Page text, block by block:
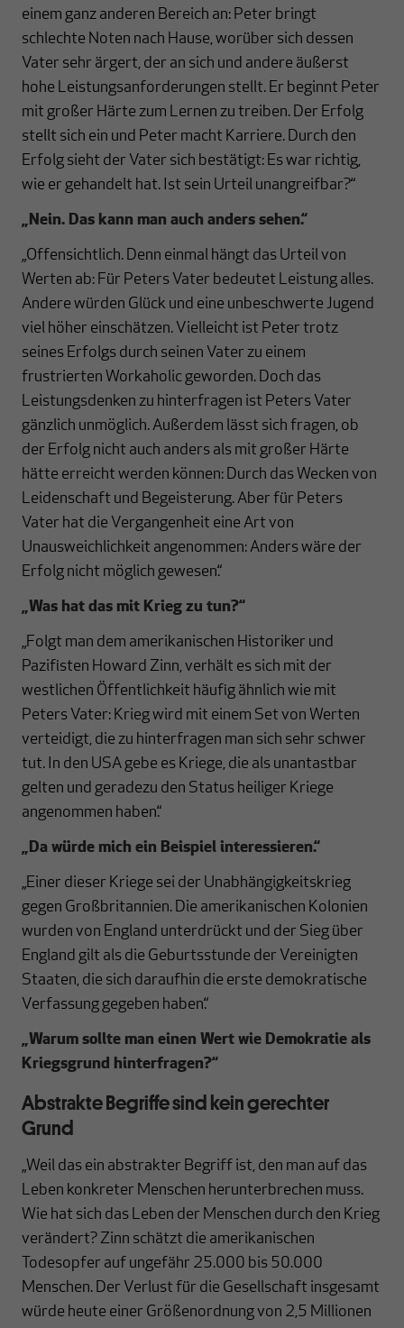
einem ganz anderen Bereich an: Peter bringt
schlechte Noten nach Hause, worüber sich dessen
Vater sehr ärgert, der an sich und andere äußerst
hohe Leistungsanforderungen stellt. Er beginnt Peter
mit großer Härte zum Lernen zu treiben. Der Erfolg
stellt sich ein und Peter macht Karriere. Durch den
Erfolg sieht der Vater sich bestätigt: Es war richtig,
wie er gehandelt hat. Ist sein Urteil unangreifbar?“
„Nein. Das kann man auch anders sehen.“
„Offensichtlich. Denn einmal hängt das Urteil von
Werten ab: Für Peters Vater bedeutet Leistung alles.
Andere würden Glück und eine unbeschwerte Jugend
viel höher einschätzen. Vielleicht ist Peter trotz
seines Erfolgs durch seinen Vater zu einem
frustrierten Workaholic geworden. Doch das
Leistungsdenken zu hinterfragen ist Peters Vater
gänzlich unmöglich. Außerdem lässt sich fragen, ob
der Erfolg nicht auch anders als mit großer Härte
hätte erreicht werden können: Durch das Wecken von
Leidenschaft und Begeisterung. Aber für Peters
Vater hat die Vergangenheit eine Art von
Unausweichlichkeit angenommen: Anders wäre der
Erfolg nicht möglich gewesen.“
„Was hat das mit Krieg zu tun?“
„Folgt man dem amerikanischen Historiker und
Pazifisten Howard Zinn, verhält es sich mit der
westlichen Öffentlichkeit häufig ähnlich wie mit
Peters Vater: Krieg wird mit einem Set von Werten
verteidigt, die zu hinterfragen man sich sehr schwer
tut. In den USA gebe es Kriege, die als unantastbar
gelten und geradezu den Status heiliger Kriege
angenommen haben.“
„Da würde mich ein Beispiel interessieren.“
„Einer dieser Kriege sei der Unabhängigkeitskrieg
gegen Großbritannien. Die amerikanischen Kolonien
wurden von England unterdrückt und der Sieg über
England gilt als die Geburtsstunde der Vereinigten
Staaten, die sich daraufhin die erste demokratische
Verfassung gegeben haben.“
„Warum sollte man einen Wert wie Demokratie als
Kriegsgrund hinterfragen?“
Abstrakte Begriffe sind kein gerechter
Grund
„Weil das ein abstrakter Begriff ist, den man auf das
Leben konkreter Menschen herunterbrechen muss.
Wie hat sich das Leben der Menschen durch den Krieg
verändert? Zinn schätzt die amerikanischen
Todesopfer auf ungefähr 25.000 bis 50.000
Menschen. Der Verlust für die Gesellschaft insgesamt
würde heute einer Größenordnung von 2,5 Millionen